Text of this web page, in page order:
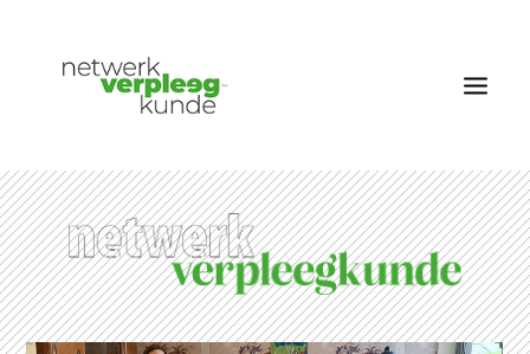
OVER NETWERK VERPLEEGKUNDE
NIEUWS
RUBRIEKEN
EDITIES